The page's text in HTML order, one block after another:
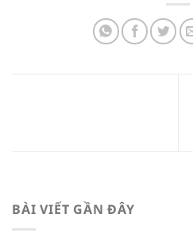
BÀI VIẾT GẦN ĐÂY